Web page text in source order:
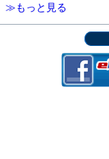
≫もっと見る